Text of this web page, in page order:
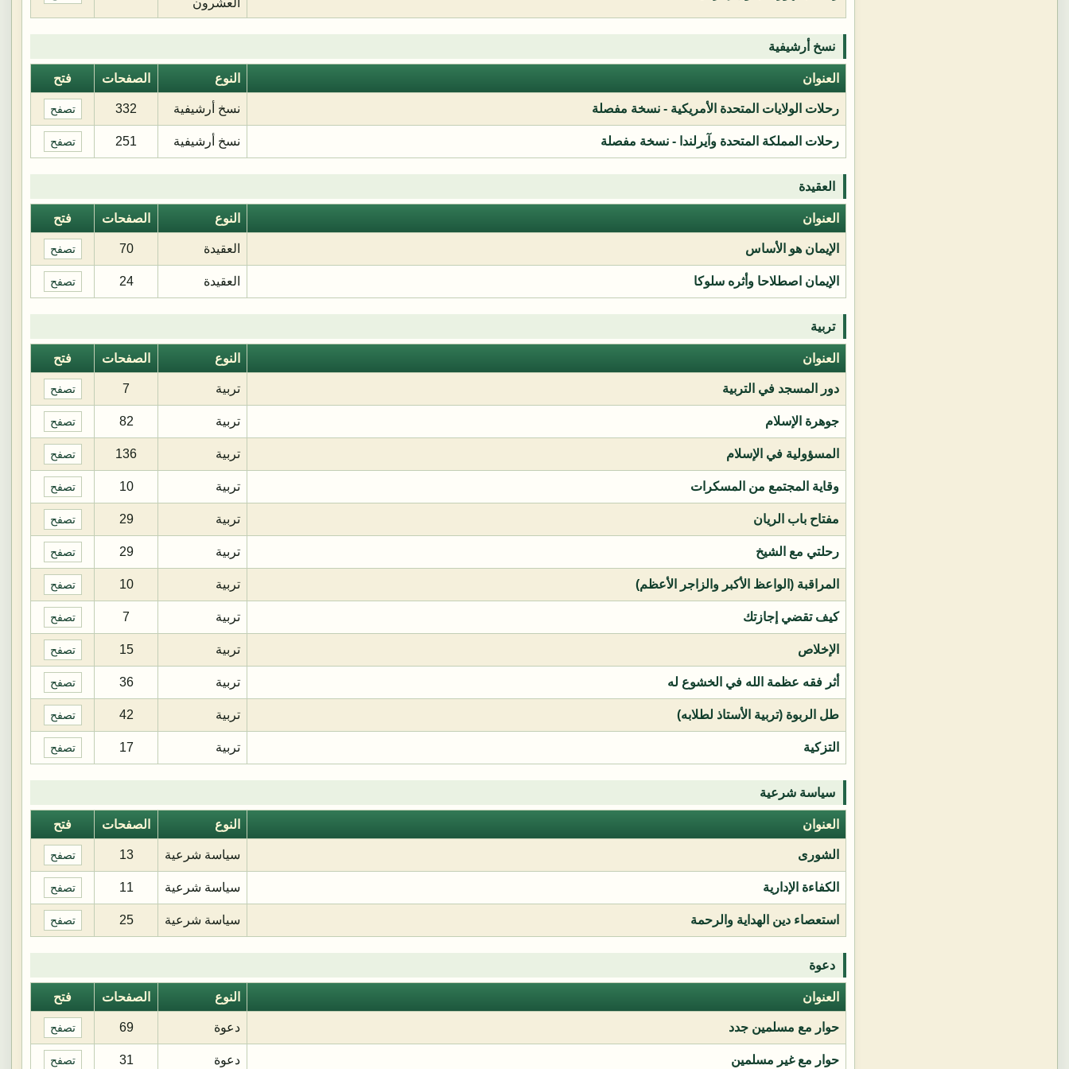
نسخ أرشيفية
العنوان النوع الصفحات فتح
رحلات الولايات المتحدة الأمريكية - نسخة مفصلة نسخ أرشيفية 332 تصفح
رحلات المملكة المتحدة وآيرلندا - نسخة مفصلة نسخ أرشيفية 251 تصفح
العقيدة
العنوان النوع الصفحات فتح
الإيمان هو الأساس العقيدة 70 تصفح
الإيمان اصطلاحا وأثره سلوكا العقيدة 24 تصفح
تربية
العنوان النوع الصفحات فتح
دور المسجد في التربية تربية 7 تصفح
جوهرة الإسلام تربية 82 تصفح
المسؤولية في الإسلام تربية 136 تصفح
وقاية المجتمع من المسكرات تربية 10 تصفح
مفتاح باب الريان تربية 29 تصفح
رحلتي مع الشيخ تربية 29 تصفح
المراقبة (الواعظ الأكبر والزاجر الأعظم) تربية 10 تصفح
كيف تقضي إجازتك تربية 7 تصفح
الإخلاص تربية 15 تصفح
أثر فقه عظمة الله في الخشوع له تربية 36 تصفح
طل الربوة (تربية الأستاذ لطلابه) تربية 42 تصفح
التزكية تربية 17 تصفح
سياسة شرعية
العنوان النوع الصفحات فتح
الشورى سياسة شرعية 13 تصفح
الكفاءة الإدارية سياسة شرعية 11 تصفح
استعصاء دين الهداية والرحمة سياسة شرعية 25 تصفح
دعوة
العنوان النوع الصفحات فتح
حوار مع مسلمين جدد دعوة 69 تصفح
حوار مع غير مسلمين دعوة 31 تصفح